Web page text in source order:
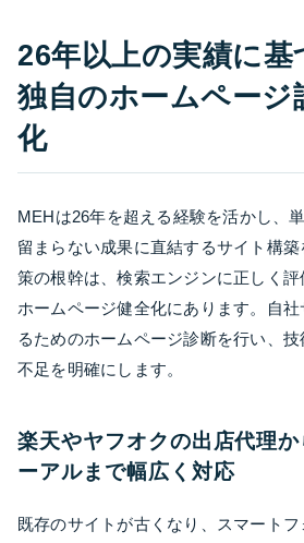
26年以上の実績に基
独自のホームページ
化
MEHは26年を超える経験を活かし、
留まらない成果に直結するサイト構
策の根幹は、検索エンジンに正しく
ホームページ健全化にあります。自
るためのホームページ診断を行い、
不足を明確にします。
楽天やヤフオクの出店代理
ーアルまで幅広く対応
既存のサイトが古くなり、スマート